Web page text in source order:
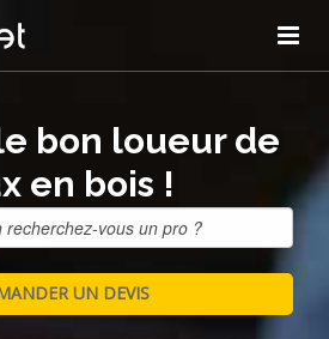
bon loueur de
en bois !